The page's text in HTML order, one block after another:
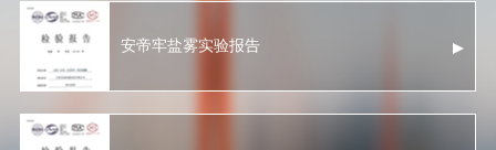
安帝牢盐雾实验报告